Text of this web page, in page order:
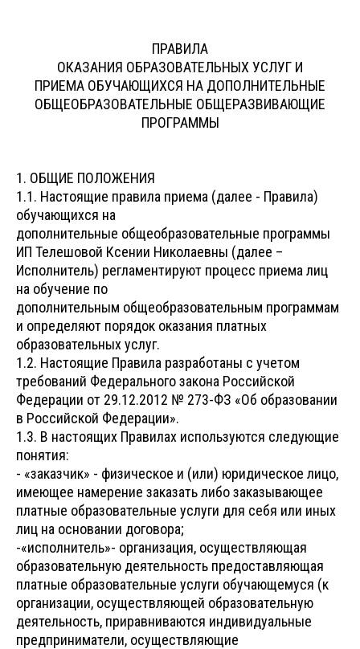
ПРАВИЛА
ОКАЗАНИЯ ОБРАЗОВАТЕЛЬНЫХ УСЛУГ И
ПРИЕМА ОБУЧАЮЩИХСЯ НА ДОПОЛНИТЕЛЬНЫЕ
ОБЩЕОБРАЗОВАТЕЛЬНЫЕ ОБЩЕРАЗВИВАЮЩИЕ
ПРОГРАММЫ
1. ОБЩИЕ ПОЛОЖЕНИЯ
1.1. Настоящие правила приема (далее - Правила)
обучающихся на
дополнительные общеобразовательные программы
ИП Телешовой Ксении Николаевны (далее –
Исполнитель) регламентируют процесс приема лиц
на обучение по
дополнительным общеобразовательным программам
и определяют порядок оказания платных
образовательных услуг.
1.2. Настоящие Правила разработаны с учетом
требований Федерального закона Российской
Федерации от 29.12.2012 № 273-ФЗ «Об образовании
в Российской Федерации».
1.3. В настоящих Правилах используются следующие
понятия:
- «заказчик» - физическое и (или) юридическое лицо,
имеющее намерение заказать либо заказывающее
платные образовательные услуги для себя или иных
лиц на основании договора;
-«исполнитель»- организация, осуществляющая
образовательную деятельность предоставляющая
платные образовательные услуги обучающемуся (к
организации, осуществляющей образовательную
деятельность, приравниваются индивидуальные
предприниматели, осуществляющие